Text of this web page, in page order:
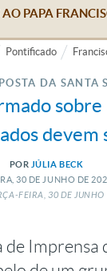
PAPA
Pontificado
DA SANTA
sobre
devem
POR JÚLIA BECK
30 DE JUNHO DE
FEIRA, 30 DEJUNHO
Imprensa